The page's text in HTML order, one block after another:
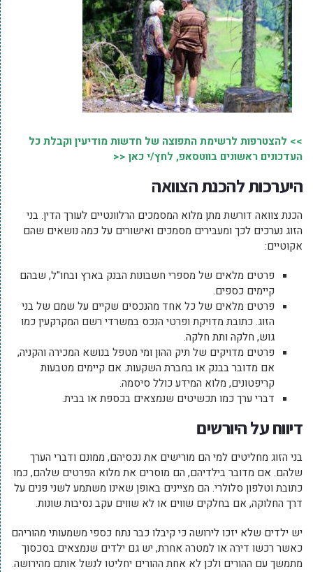
>> להצטרפות לרשימת התפוצה של חדשות מודיעין וקבלת כל
העדכונים ראשונים בווטסאפ, לחץ/י כאן <<
היערכות להכנת הצוואה
הכנת צוואה דורשת מתן מלוא המסמכים הרלוונטיים לעורך הדין. בני
הזוג נערכים לכך ומעבירים מסמכים ואישורים על כמה נושאים שהם
אקוטיים:
פרטים מלאים של מספרי חשבונות הבנק בארץ ובחו"ל, שבהם
קיימים כספים.
פרטים מלאים של כל אחד מהנכסים שקיים על שמם של בני
הזוג. כתובת מדויקת ופרטי הנכס במשרדי רשם המקרקעין כמו
גוש, חלקה ותת חלקה.
פרטים מדויקים של תיק ההון ומי מטפל בנושא המכירה והקניה,
אם מדובר בבנק או בחברת השקעות. אם קיימים מטבעות
קריפטונים, מלוא המידע כולל סיסמה.
דברי ערך כמו תכשיטים שנמצאים בכספת או בבית.
דיווח על היורשים
בני הזוג מחליטים למי הם מורישים את נכסיהם, ממונם ודברי הערך
שלהם. אם מדובר בילדיהם, הם מוסרים את מלוא הפרטים שלהם, כמו
כתובת וטלפון סלולרי. הם מציינים באופן שאינו משתמע לשני פנים על
דרך החלוקה, אם בחלקים שווים או לא שווים עקב נסיבות שונות.
יש ילדים שלא יזכו לירושה כי קיבלו כבר נתח כספי משמעותי מהוריהם
כאשר רכשו דירה או למטרה אחרת, יש גם ילדים שנמצאים בסכסוך
מתמשך עם ההורים ולכן לא אחת ההורים יחליטו לנשל אותם מהירושה.